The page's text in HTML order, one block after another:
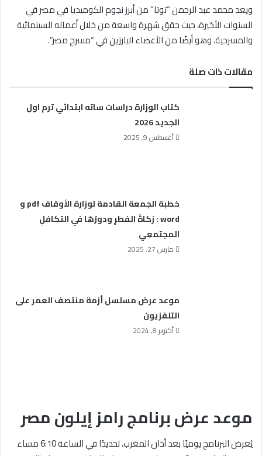
ويعد محمد عبد الرحمن “توتا” من أبرز نجوم الكوميديا في مصر في
السنوات الأخيرة، حيث حقق شهرة واسعة من خلال أعماله السينمائية
والمسرحية، وهو أيضًا من الأعضاء البارزين في “مسرح مصر”.
مقالات ذات صلة
كتاب الوزارة دراسات ساته ابتدائي ترم اول
الجديد 2026
أغسطس 9, 2025
خطبة الجمعة القادمة لوزارة الأوقاف pdf و
word : زكاةُ الفطرِ ودورُهَا في التكافلِ
المجتمعِي
مارس 27, 2025
موعد عرض مسلسل أزمة منتصف العمر على
التلفزيون
أكتوبر 8, 2024
موعد عرض برنامج رامز إيلون مصر
يُعرض البرنامج يوميًا بعد أذان المغرب، تحديدًا في الساعة 6:10 مساء